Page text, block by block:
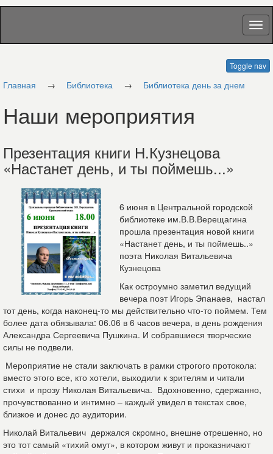
Toggle nav
Главная → Библиотека → Библиотека день за днем
Наши мероприятия
Презентация книги Н.Кузнецова
«Настанет день, и ты поймешь...»
6 июня в Центральной городской
библиотеке им.В.В.Верещагина
прошла презентация новой книги
«Настанет день, и ты поймешь..»
поэта Николая Витальевича
Кузнецова
Как остроумно заметил ведущий
вечера поэт Игорь Эпанаев, настал
тот день, когда наконец-то мы действительно что-то поймем. Тем
более дата обязывала: 06.06 в 6 часов вечера, в день рождения
Александра Сергеевича Пушкина. И собравшиеся творческие
силы не подвели.
Мероприятие не стали заключать в рамки строгого протокола:
вместо этого все, кто хотели, выходили к зрителям и читали
стихи и прозу Николая Витальевича. Вдохновенно, сдержанно,
прочувствованно и интимно – каждый увидел в текстах свое,
близкое и донес до аудитории.
Николай Витальевич держался скромно, внешне отрешенно, но
это тот самый «тихий омут», в котором живут и проказничают